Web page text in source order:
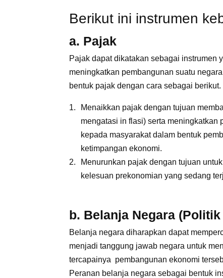
Berikut ini instrumen
a. Pajak
Pajak dapat dikatakan sebagai instrumen
meningkatkan pembangunan suatu
bentuk pajak dengan cara sebagai berikut.
Menaikkan pajak dengan tujuan
mengatasi in flasi) serta meningkatkan
kepada masyarakat dalam bentuk
ketimpangan ekonomi.
Menurunkan pajak dengan tujuan
kelesuan prekonomian yang sedang
b. Belanja Negara
Belanja negara diharapkan dapat
menjadi tanggung jawab negara untuk
tercapainya pembangunan ekonomi
Peranan belanja negara sebagai bentuk